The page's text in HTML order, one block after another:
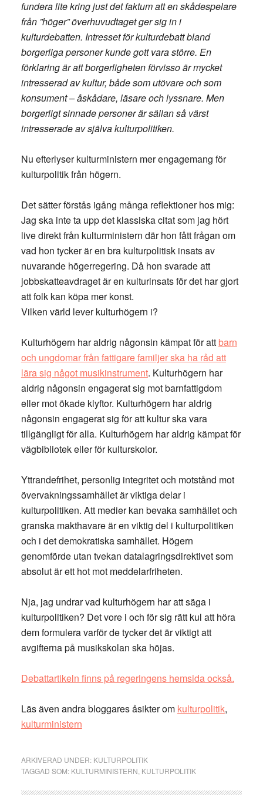
fundera lite kring just det faktum att en skådespelare
från ”höger” överhuvudtaget ger sig in i
kulturdebatten. Intresset för kulturdebatt bland
borgerliga personer kunde gott vara större. En
förklaring är att borgerligheten förvisso är mycket
intresserad av kultur, både som utövare och som
konsument – åskådare, läsare och lyssnare. Men
borgerligt sinnade personer är sällan så värst
intresserade av själva kulturpolitiken.
Nu efterlyser kulturministern mer engagemang för
kulturpolitik från högern.
Det sätter förstås igång många reflektioner hos mig:
Jag ska inte ta upp det klassiska citat som jag hört
live direkt från kulturministern där hon fått frågan om
vad hon tycker är en bra kulturpolitisk insats av
nuvarande högerregering. Då hon svarade att
jobbskatteavdraget är en kulturinsats för det har gjort
att folk kan köpa mer konst.
Vilken värld lever kulturhögern i?
Kulturhögern har aldrig någonsin kämpat för att barn
och ungdomar från fattigare familjer ska ha råd att
lära sig något musikinstrument. Kulturhögern har
aldrig någonsin engagerat sig mot barnfattigdom
eller mot ökade klyftor. Kulturhögern har aldrig
någonsin engagerat sig för att kultur ska vara
tillgängligt för alla. Kulturhögern har aldrig kämpat för
vägbibliotek eller för kulturskolor.
Yttrandefrihet, personlig integritet och motstånd mot
övervakningssamhället är viktiga delar i
kulturpolitiken. Att medier kan bevaka samhället och
granska makthavare är en viktig del i kulturpolitiken
och i det demokratiska samhället. Högern
genomförde utan tvekan datalagringsdirektivet som
absolut är ett hot mot meddelarfriheten.
Nja, jag undrar vad kulturhögern har att säga i
kulturpolitiken? Det vore i och för sig rätt kul att höra
dem formulera varför de tycker det är viktigt att
avgifterna på musikskolan ska höjas.
Debattartikeln finns på regeringens hemsida också.
Läs även andra bloggares åsikter om kulturpolitik,
kulturministern
ARKIVERAD UNDER: KULTURPOLITIK
TAGGAD SOM: KULTURMINISTERN KULTURPOLITIK